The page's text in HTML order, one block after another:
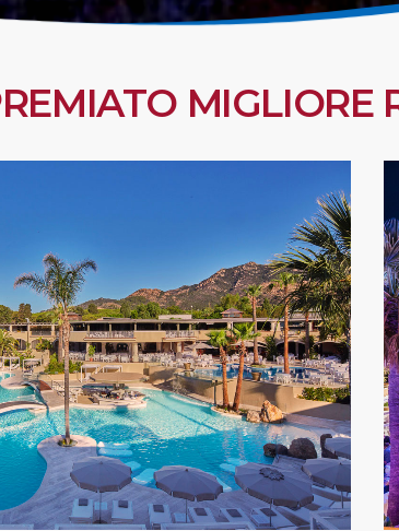
MIGLIORE